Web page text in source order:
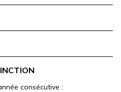
consécutive :